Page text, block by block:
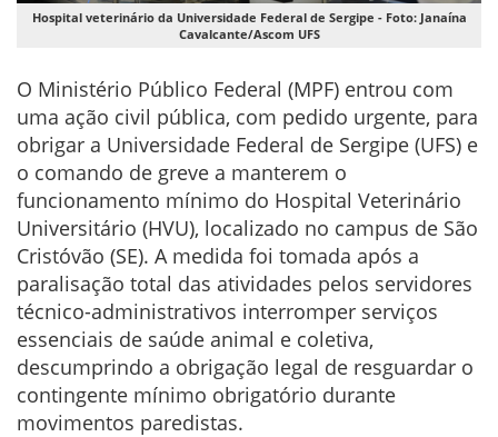
Hospital veterinário da Universidade Federal de Sergipe - Foto: Janaína
Cavalcante/Ascom UFS
O Ministério Público Federal (MPF) entrou com
uma ação civil pública, com pedido urgente, para
obrigar a Universidade Federal de Sergipe (UFS) e
o comando de greve a manterem o
funcionamento mínimo do Hospital Veterinário
Universitário (HVU), localizado no campus de São
Cristóvão (SE). A medida foi tomada após a
paralisação total das atividades pelos servidores
técnico-administrativos interromper serviços
essenciais de saúde animal e coletiva,
descumprindo a obrigação legal de resguardar o
contingente mínimo obrigatório durante
movimentos paredistas.